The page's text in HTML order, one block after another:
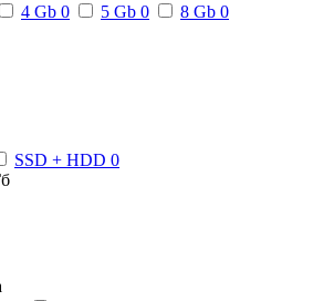
4 Gb 0 5 Gb 0 8 Gb 0
SSD + HDD 0